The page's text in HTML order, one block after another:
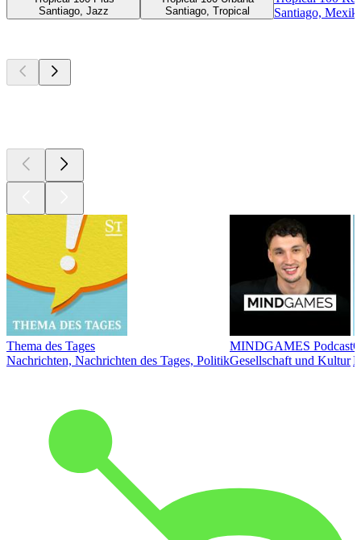
Santiago, Jazz
Santiago, Tropical
Santiago,
Thema des Tages
Nachrichten, Nachrichten des Tages, Politik
MINDGAMES Podcast
Gesellschaft und Kultur